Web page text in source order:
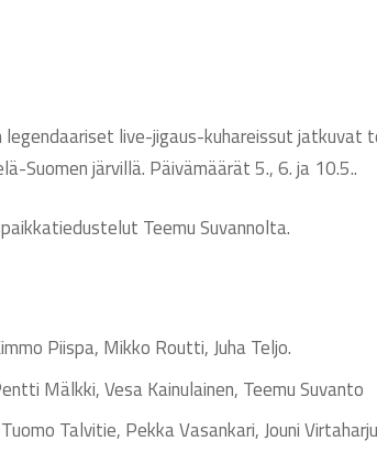
legendaariset live-jigaus-kuhareissut jatkuvat
Suomen järvillä. Päivämäärät 5., 6. ja 10.5..
Teemu Suvannolta.
Piispa, Mikko Routti, Juha Teljo.
Mälkki, Vesa Kainulainen, Teemu Suvanto
Talvitie, Pekka Vasankari, Jouni